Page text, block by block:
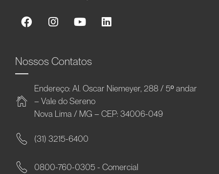
Nossos Contatos
Endereço: Al. Oscar Niemeyer, 288 / 5º andar
– Vale do Sereno
Nova Lima / MG – CEP: 34006-049
(31) 3215-6400
0800-760-0305 - Comercial